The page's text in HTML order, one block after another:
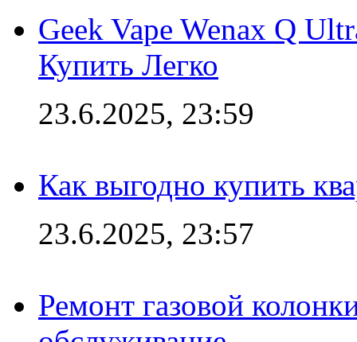
Geek Vape Wenax Q
Купить Легко
23.6.2025, 23:59
Как выгодно купить
23.6.2025, 23:57
Ремонт газовой